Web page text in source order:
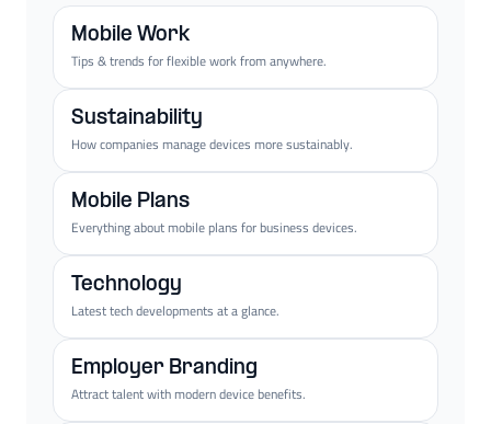
Mobile Work
Tips & trends for flexible work from anywhere.
Sustainability
How companies manage devices more sustainably.
Mobile Plans
Everything about mobile plans for business devices.
Technology
Latest tech developments at a glance.
Employer Branding
Attract talent with modern device benefits.